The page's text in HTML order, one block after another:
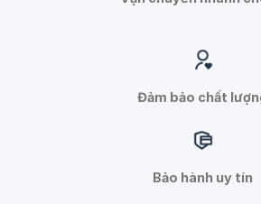
Đảm bảo chất
Bảo hành uy tín